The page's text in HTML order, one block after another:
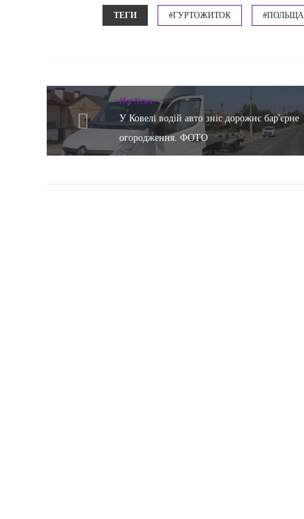
ТЕГИ #ГУРТОЖИТОК #ПОЛЬЩА
Hot News
У Ковелі водій авто зніс дорожнє бар'єрне
огородження. ФОТО